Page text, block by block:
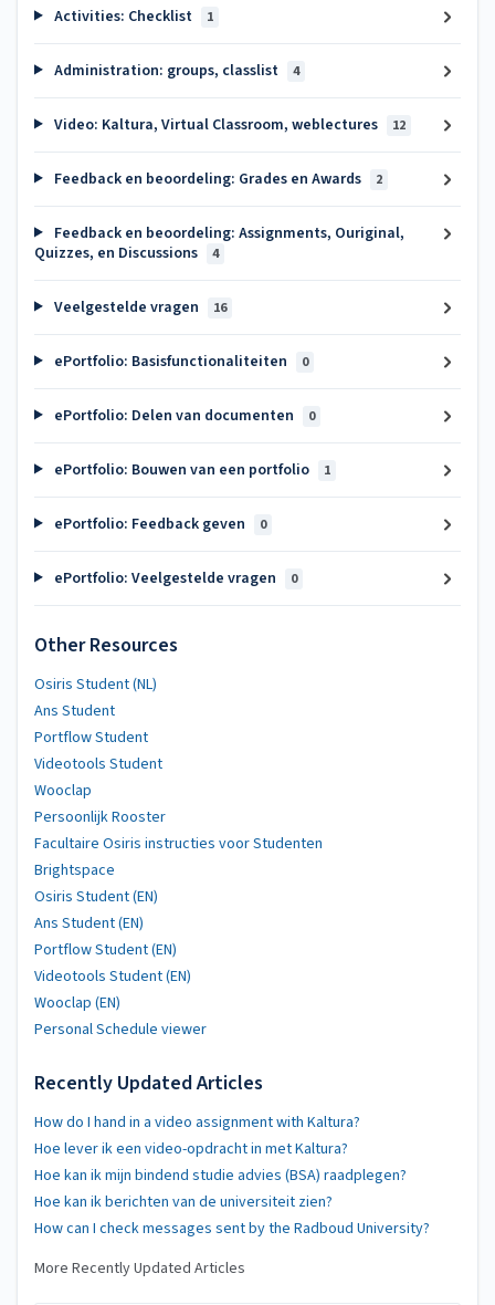
Activities: Checklist 1
Administration: groups, classlist 4
Video: Kaltura, Virtual Classroom, weblectures 12
Feedback en beoordeling: Grades en Awards 2
Feedback en beoordeling: Assignments, Ouriginal,
Quizzes, en Discussions
4
Veelgestelde vragen 16
ePortfolio: Basisfunctionaliteiten 0
ePortfolio: Delen van documenten 0
ePortfolio: Bouwen van een portfolio 1
ePortfolio: Feedback geven 0
ePortfolio: Veelgestelde vragen 0
Other Resources
Osiris Student (NL)
Ans Student
Portflow Student
Videotools Student
Wooclap
Persoonlijk Rooster
Facultaire Osiris instructies voor Studenten
Brightspace
Osiris Student (EN)
Ans Student (EN)
Portflow Student (EN)
Videotools Student (EN)
Wooclap (EN)
Personal Schedule viewer
Recently Updated Articles
How do I hand in a video assignment with Kaltura?
Hoe lever ik een video-opdracht in met Kaltura?
Hoe kan ik mijn bindend studie advies (BSA) raadplegen?
Hoe kan ik berichten van de universiteit zien?
How can I check messages sent by the Radboud University?
More Recently Updated Articles